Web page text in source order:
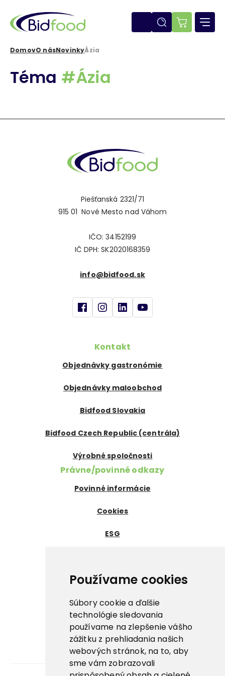
Používame cookies
Súbory cookie a ďalšie
technológie sledovania
používame na zlepšenie vášho
zážitku z prehliadania našich
webových stránok, na to, aby
sme vám zobrazovali
hlavný
obsah
E-
DomovO násNovinkyÁzia
Téma #Ázia
Piešťanská 2321/71
915 01 Nové Mesto nad Váhom
IČO: 34152199
IČ DPH: SK2020168359
info@bidfood.sk
Kontakt
Objednávky gastronómie
Objednávky maloobchod
Bidfood Slovakia
Bidfood Czech Republic (centrála)
Výrobné spoločnosti
Právne/povinné odkazy
Povinné informácie
Cookies
ESG
Dôležité odkazy
Prima zmrzlina ↗
Pegas Premium ↗
La Panna ↗